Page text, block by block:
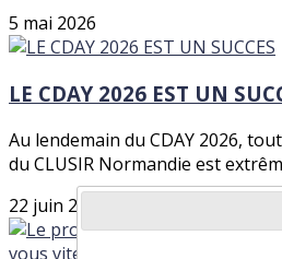
5 mai 2026
LE CDAY 2026 EST UN
Au lendemain du CDAY 2026,
du CLUSIR Normandie est
22 juin 2026